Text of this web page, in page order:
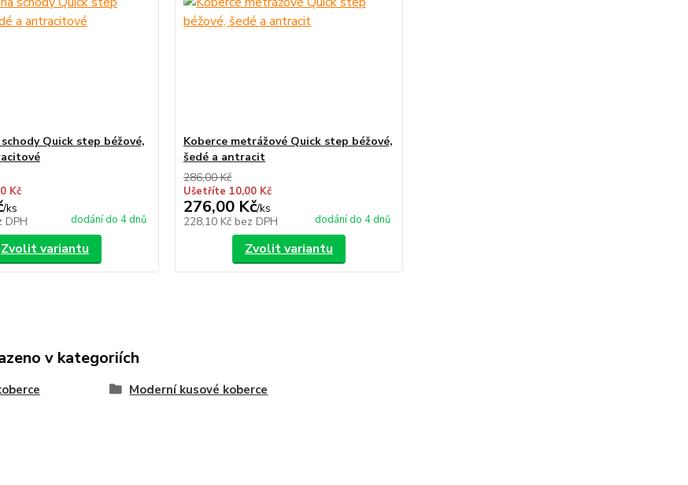
Quick step béžové,
Kč
/ks
DPH dodání do 4 dnů
Zvolit variantu
Koberce metrážové Quick step béžové,
šedé a antracit
286,00 Kč
Ušetříte 10,00 Kč
276,00 Kč/ks
228,10 Kč bez DPH dodání do 4 dnů
Zvolit variantu
v kategoriích
Moderní kusové koberce